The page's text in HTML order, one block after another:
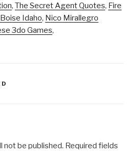
, The Secret Agent Quotes, Fire
Idaho, Nico Mirallegro
3do Games,
not be published. Required fields